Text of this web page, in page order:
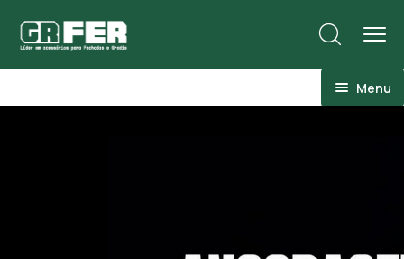
Menu